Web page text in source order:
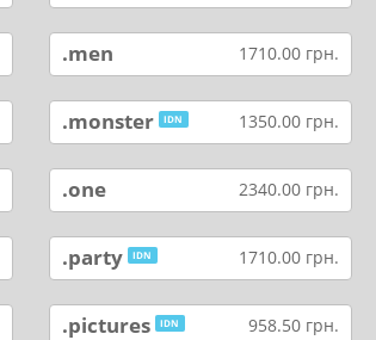
.men 1710.00 грн.
.monster IDN 1350.00 грн.
.one 2340.00 грн.
.party IDN 1710.00 грн.
.pictures IDN 958.50 грн.